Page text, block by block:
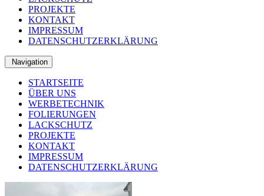
PROJEKTE
KONTAKT
IMPRESSUM
DATENSCHUTZERKLÄRUNG
Navigation
STARTSEITE
ÜBER UNS
WERBETECHNIK
FOLIERUNGEN
LACKSCHUTZ
PROJEKTE
KONTAKT
IMPRESSUM
DATENSCHUTZERKLÄRUNG